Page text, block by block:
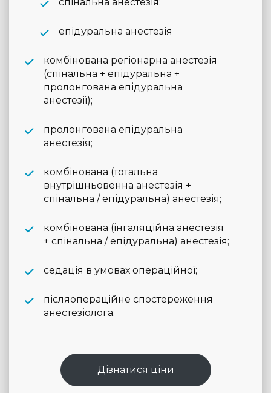
епідуральна анестезія
комбінована регіонарна анестезія
(спінальна + епідуральна +
пролонгована епідуральна
анестезії);
пролонгована епідуральна
анестезія;
комбінована (тотальна
внутрішньовенна анестезія +
спінальна / епідуральна) анестезія;
комбінована (інгаляційна анестезія
+ спінальна / епідуральна) анестезія;
седація в умовах операційної;
післяопераційне спостереження
анестезіолога.
Дізнатися ціни